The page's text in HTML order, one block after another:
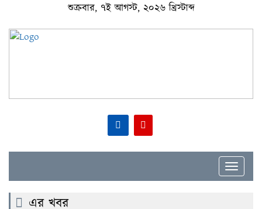
শুক্রবার, ৭ই আগস্ট, ২০২৬ খ্রিস্টাব্দ
Toggle
এর খবর